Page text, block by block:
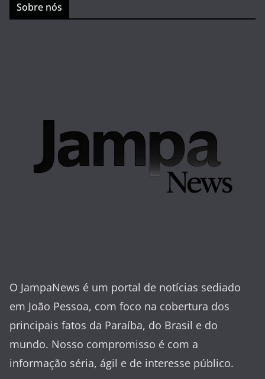
Sobre nós
O JampaNews é um portal de notícias sediado
em João Pessoa, com foco na cobertura dos
principais fatos da Paraíba, do Brasil e do
mundo. Nosso compromisso é com a
informação séria, ágil e de interesse público.